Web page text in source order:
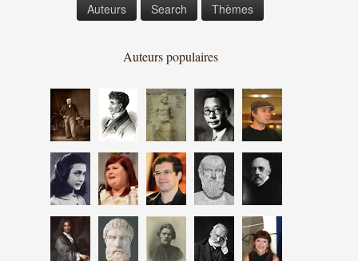
Auteurs Search Thèmes
Auteurs populaires